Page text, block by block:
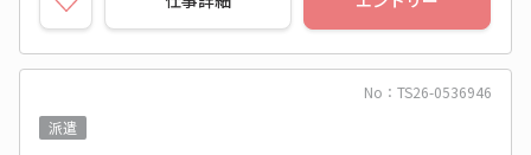
No：TS26-0536946
派遣